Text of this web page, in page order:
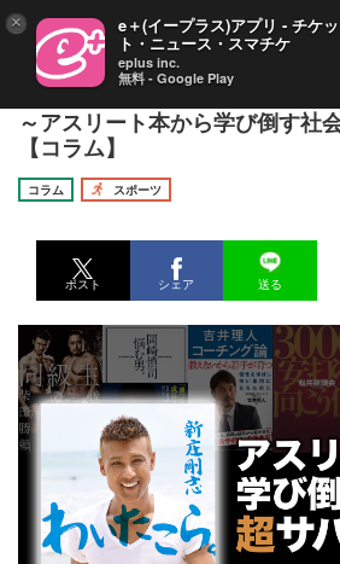
新庄剛志の「人生を超ポジティ
～アスリート本から学び倒す社
【コラム】
コラム
スポーツ
ポスト シェア 送る
× e＋(イープラス)アプリ - チケッ
ト・ニュース・スマチケ
eplus inc.
無料 - Google Play